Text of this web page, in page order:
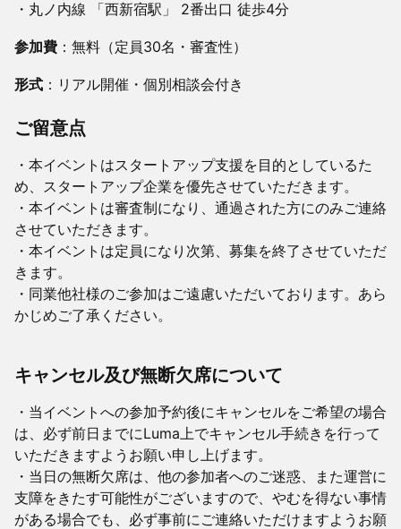
・丸ノ内線 「西新宿駅」 2番出口 徒歩4分
参加費 ：無料（定員30名・審査性）
形式 ：リアル開催・個別相談会付き
ご留意点
・本イベントはスタートアップ支援を目的としているた
め、スタートアップ企業を優先させていただきます。
・本イベントは審査制になり、通過された方にのみご連絡
させていただきます。
・本イベントは定員になり次第、募集を終了させていただ
きます。
・同業他社様のご参加はご遠慮いただいております。あら
かじめご了承ください。
キャンセル及び無断欠席について
・当イベントへの参加予約後にキャンセルをご希望の場合
は、必ず前日までにLuma上でキャンセル手続きを行って
いただきますようお願い申し上げます。
・当日の無断欠席は、他の参加者へのご迷惑、また運営に
支障をきたす可能性がございますので、やむを得ない事情
がある場合でも、必ず事前にご連絡いただけますようお願